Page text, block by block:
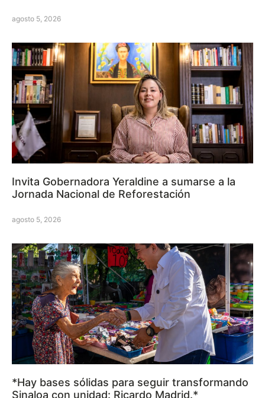
agosto 5, 2026
Invita Gobernadora Yeraldine a sumarse a la
Jornada Nacional de Reforestación
agosto 5, 2026
*Hay bases sólidas para seguir transformando
Sinaloa con unidad: Ricardo Madrid.*